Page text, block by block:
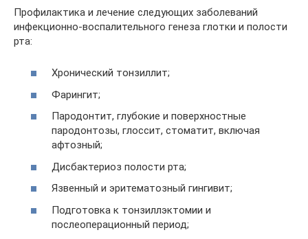
Профилактика и лечение следующих заболеваний
инфекционно-воспалительного генеза глотки и полости
рта:
Хронический тонзиллит;
Фарингит;
Пародонтит, глубокие и поверхностные
пародонтозы, глоссит, стоматит, включая
афтозный;
Дисбактериоз полости рта;
Язвенный и эритематозный гингивит;
Подготовка к тонзиллэктомии и
послеоперационный период;